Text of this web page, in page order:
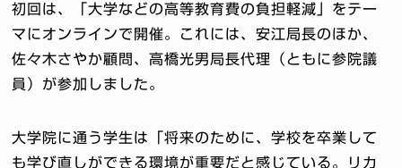
初回は、「大学などの高等教育費の負担軽減」をテー
マにオンラインで開催。これには、安江局長のほか、
佐々木さやか顧問、高橋光男局長代理（ともに参院議
員）が参加しました。
大学院に通う学生は「将来のために、学校を卒業して
も学び直しができる環境が重要だと感じている。リカ